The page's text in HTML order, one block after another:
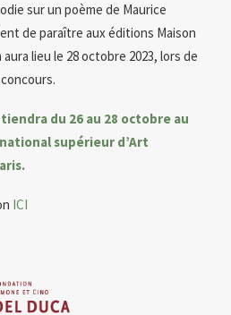
sur un poème de Maurice
de paraître aux éditions Maison
aura lieu le 28 octobre 2023, lors de
du 26 au 28 octobre au
supérieur d’Art
ICI